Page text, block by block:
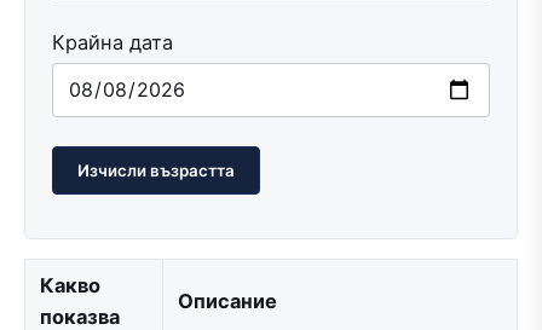
Крайна дата
Изчисли възрастта
Какво
показва
Описание